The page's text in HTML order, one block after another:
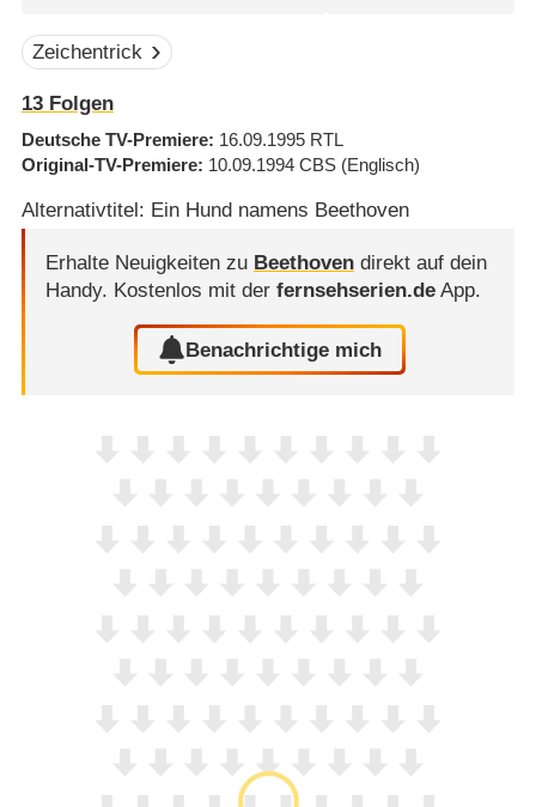
Zeichentrick
13Folgen
Deutsche TV-Premiere 16.09.1995 RTL
Original-TV-Premiere 10.09.1994 CBS (Englisch)
Alternativtitel: Ein Hund namens Beethoven
Erhalte Neuigkeiten zu Beethovendirekt auf dein
Handy. Kostenlos mit der fernsehserien.deApp.
Benachrichtige mich